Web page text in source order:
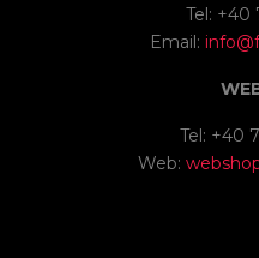
Tel: +40
Email:
Tel: +40
Web: